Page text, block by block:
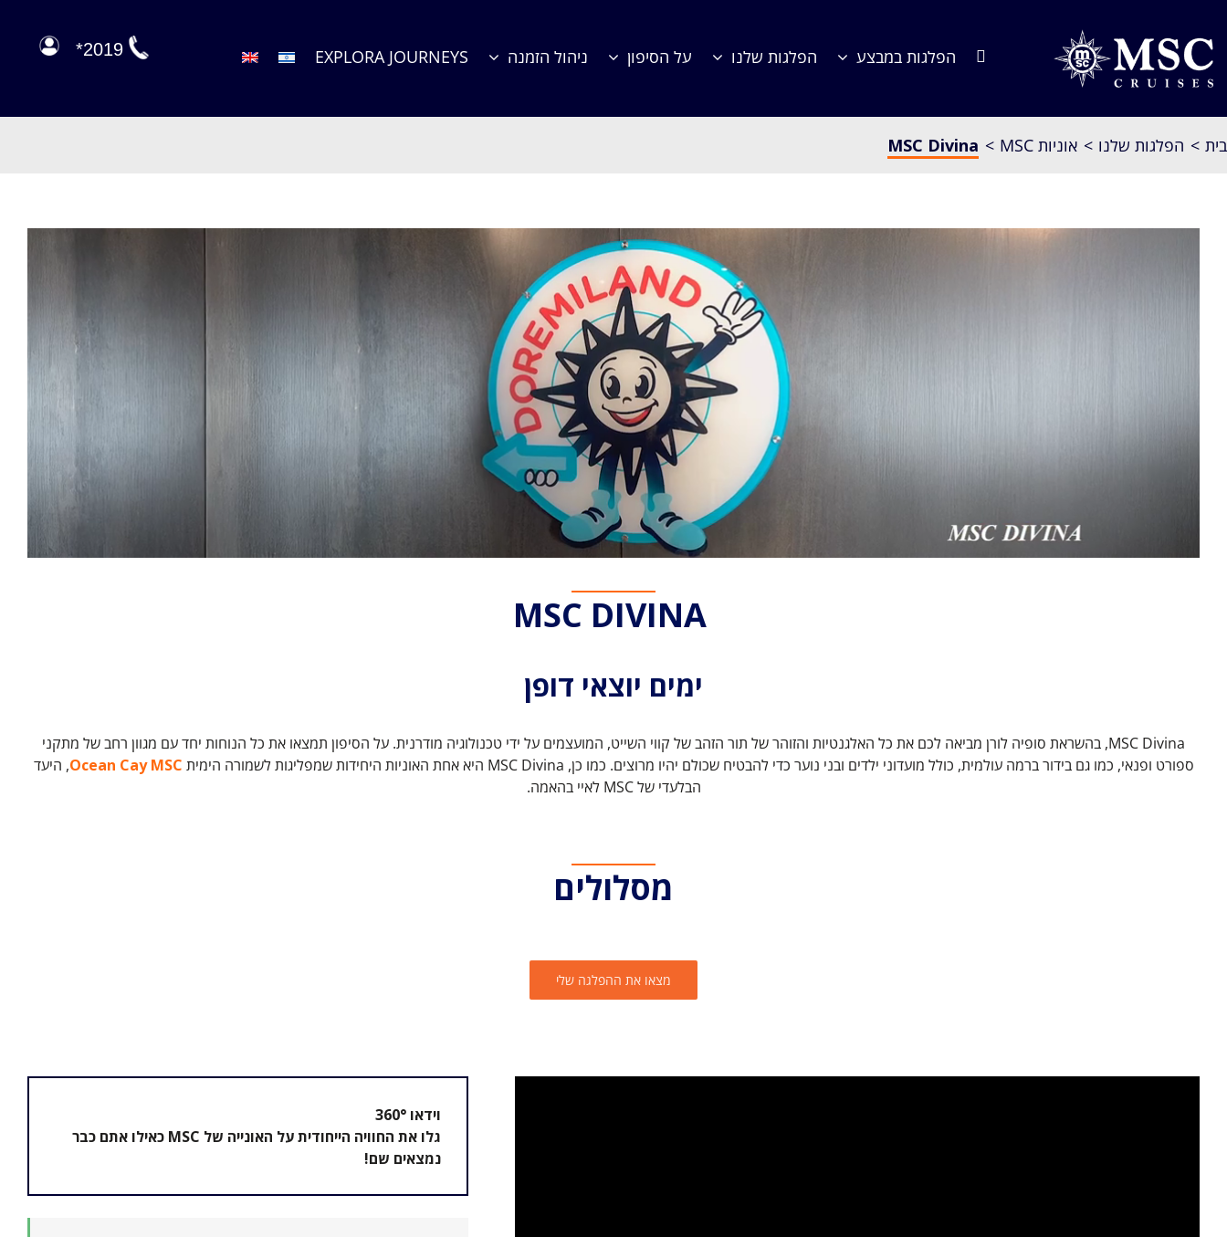
הפלגות במבצע הפלגות שלנו על הסיפון ניהול הזמנה EXPLORA JOURNEYS
2019*
בית הפלגות שלנו אוניות MSC MSC Divina
MSC DIVINA
ימים יוצאי דופן
MSC Divina, בהשראת סופיה לורן מביאה לכם את כל האלגנטיות והזוהר של תור הזהב של קווי השייט, המועצמים על ידי טכנולוגיה מודרנית. על הסיפון תמצאו את כל הנוחות יחד עם מגוון רחב של מתקני
ספורט ופנאי, כמו גם בידור ברמה עולמית, כולל מועדוני ילדים ובני נוער כדי להבטיח שכולם יהיו מרוצים. כמו כן, MSC Divina היא אחת האוניות היחידות שמפליגות לשמורה הימית
Ocean Cay MSC, היעד
הבלעדי של MSC לאיי בהאמה.
מסלולים
מצאו את ההפלגה שלי
וידאו 360°
גלו את החוויה הייחודית על האונייה של MSC כאילו אתם כבר
נמצאים שם!